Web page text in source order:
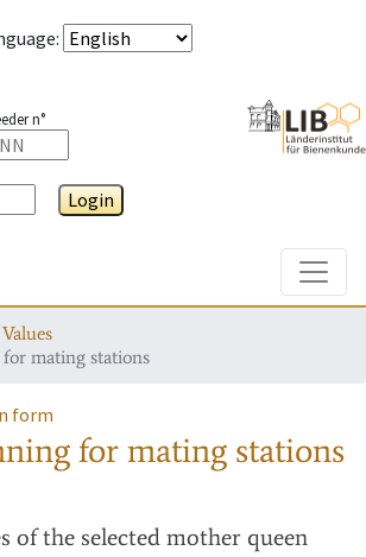
:
n°
Login
mating stations
form
for mating stations
of the selected mother queen